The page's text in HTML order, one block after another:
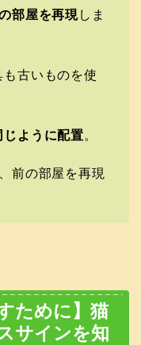
部屋を再現しま
古いものを使
ように配置。
前の部屋を再現
ために】猫
サインを知